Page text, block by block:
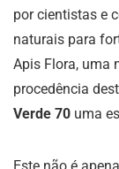
por cientistas e
naturais para
Apis Flora, uma
procedência
Verde 70 uma